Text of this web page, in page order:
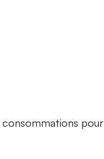
consommations pour